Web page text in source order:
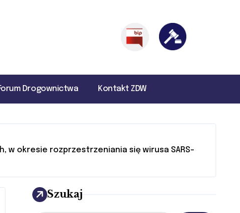
Drogownictwa Kontakt ZDW
w okresie rozprzestrzeniania się wirusa SARS-
Szukaj